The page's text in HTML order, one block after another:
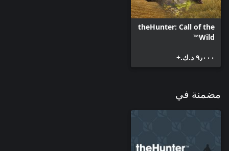
theHunter: Call of the
Wild™
٩٫٠٠٠ د.ك.‏+
مضمنة في